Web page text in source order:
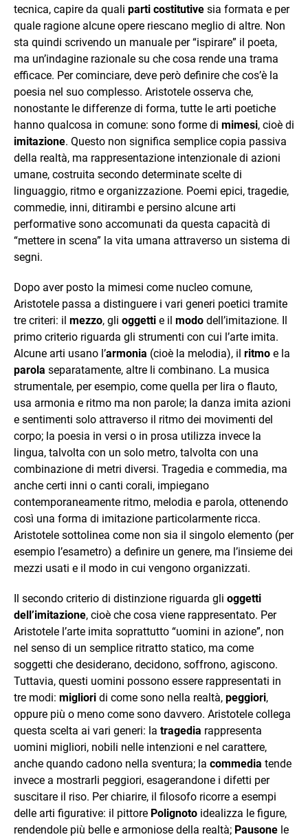
tecnica, capire da quali parti costitutive sia formata e per
quale ragione alcune opere riescano meglio di altre. Non
sta quindi scrivendo un manuale per “ispirare” il poeta,
ma un’indagine razionale su che cosa rende una trama
efficace. Per cominciare, deve però definire che cos’è la
poesia nel suo complesso. Aristotele osserva che,
nonostante le differenze di forma, tutte le arti poetiche
hanno qualcosa in comune: sono forme di mimesi, cioè di
imitazione. Questo non significa semplice copia passiva
della realtà, ma rappresentazione intenzionale di azioni
umane, costruita secondo determinate scelte di
linguaggio, ritmo e organizzazione. Poemi epici, tragedie,
commedie, inni, ditirambi e persino alcune arti
performative sono accomunati da questa capacità di
“mettere in scena” la vita umana attraverso un sistema di
segni.
Dopo aver posto la mimesi come nucleo comune,
Aristotele passa a distinguere i vari generi poetici tramite
tre criteri: il mezzo, gli oggetti e il modo dell’imitazione. Il
primo criterio riguarda gli strumenti con cui l’arte imita.
Alcune arti usano l’armonia (cioè la melodia), il ritmo e la
parola separatamente, altre li combinano. La musica
strumentale, per esempio, come quella per lira o flauto,
usa armonia e ritmo ma non parole; la danza imita azioni
e sentimenti solo attraverso il ritmo dei movimenti del
corpo; la poesia in versi o in prosa utilizza invece la
lingua, talvolta con un solo metro, talvolta con una
combinazione di metri diversi. Tragedia e commedia, ma
anche certi inni o canti corali, impiegano
contemporaneamente ritmo, melodia e parola, ottenendo
così una forma di imitazione particolarmente ricca.
Aristotele sottolinea come non sia il singolo elemento (per
esempio l’esametro) a definire un genere, ma l’insieme dei
mezzi usati e il modo in cui vengono organizzati.
Il secondo criterio di distinzione riguarda gli oggetti
dell’imitazione, cioè che cosa viene rappresentato. Per
Aristotele l’arte imita soprattutto “uomini in azione”, non
nel senso di un semplice ritratto statico, ma come
soggetti che desiderano, decidono, soffrono, agiscono.
Tuttavia, questi uomini possono essere rappresentati in
tre modi: migliori di come sono nella realtà, peggiori,
oppure più o meno come sono davvero. Aristotele collega
questa scelta ai vari generi: la tragedia rappresenta
uomini migliori, nobili nelle intenzioni e nel carattere,
anche quando cadono nella sventura; la commedia tende
invece a mostrarli peggiori, esagerandone i difetti per
suscitare il riso. Per chiarire, il filosofo ricorre a esempi
delle arti figurative: il pittore Polignoto idealizza le figure,
rendendole più belle e armoniose della realtà; Pausone le